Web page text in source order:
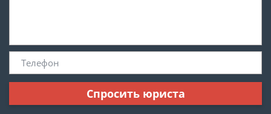
Спросить юриста